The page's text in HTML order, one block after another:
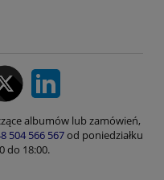
albumów lub zamówień,
504 566 567od poniedziałku
do 18:00.